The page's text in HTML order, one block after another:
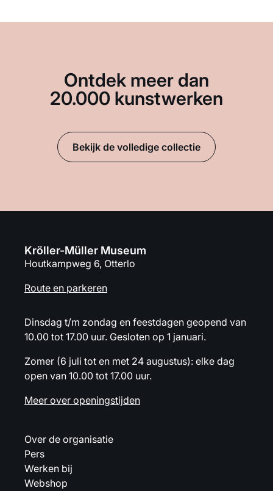
Ontdek meer dan
20.000 kunstwerken
Bekijk de volledige collectie
Kröller-Müller Museum
Houtkampweg 6, Otterlo
Route en parkeren
Dinsdag t/m zondag en feestdagen geopend van
10.00 tot 17.00 uur. Gesloten op 1 januari.
Zomer (6 juli tot en met 24 augustus): elke dag
open van 10.00 tot 17.00 uur.
Meer over openingstijden
Over de organisatie
Pers
Werken bij
Webshop